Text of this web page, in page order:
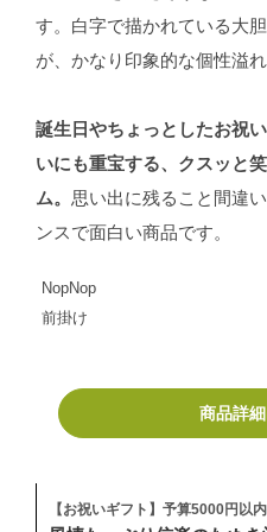
す。白字で描かれている大
が、かなり印象的な個性溢れ
誕生日やちょっとしたお祝
いにも重宝する、クスッと
ム。 思い出に残ること間違
ンスで面白い商品です。
NopNop
前掛け
商品詳
【お祝いギフト】予算5000円以